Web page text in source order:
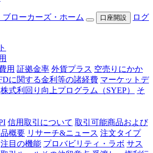
ローカーズ・ホーム 口座開設
ログ
用 証拠金率 外貨プラス 空売りにかか
に関する金利等の諸経費 マーケットデ
株式利回り向上プログラム（SYEP）
そ
信用取引について 取引可能商品および
概要 リサーチ&ニュース 注文タイプ
注目の機能 プロバビリティ・ラボ サス